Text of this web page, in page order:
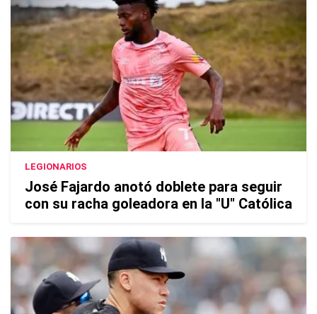
LEGIONARIOS
José Fajardo anotó doblete para seguir
con su racha goleadora en la "U" Católica